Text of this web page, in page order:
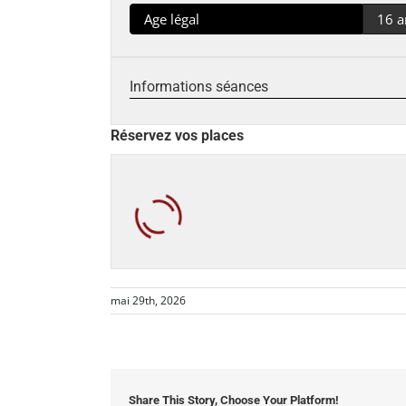
Age légal 16
Informations séances
Réservez vos places
mai 29th, 2026
Share This Story, Choose Your Platform!